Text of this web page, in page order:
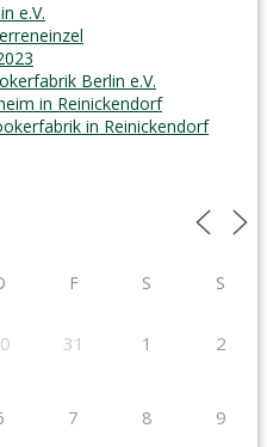
e.V.
Berlin e.V.
in Reinickendorf
in Reinickendorf
F S S
31 1 2
7 8 9